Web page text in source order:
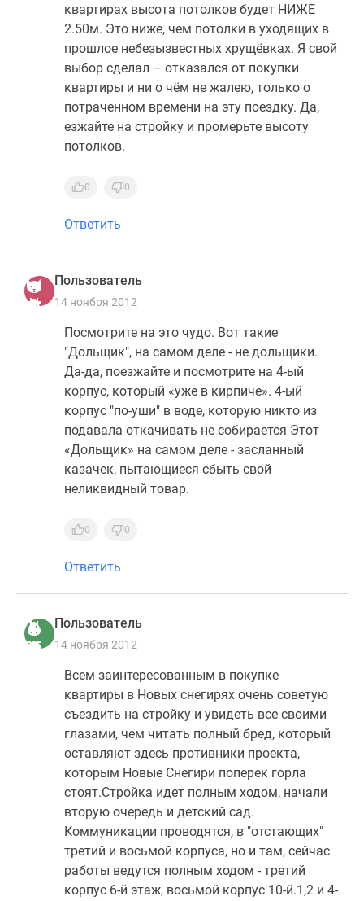
квартирах высота потолков будет НИЖЕ
2.50м. Это ниже, чем потолки в уходящих в
прошлое небезызвестных хрущёвках. Я свой
выбор сделал – отказался от покупки
квартиры и ни о чём не жалею, только о
потраченном времени на эту поездку. Да,
езжайте на стройку и промерьте высоту
потолков.
0 0
Ответить
Пользователь
14 ноября 2012
Посмотрите на это чудо. Вот такие
"Дольщик", на самом деле - не дольщики.
Да-да, поезжайте и посмотрите на 4-ый
корпус, который «уже в кирпиче». 4-ый
корпус "по-уши" в воде, которую никто из
подавала откачивать не собирается Этот
«Дольщик» на самом деле - засланный
казачек, пытающиеся сбыть свой
неликвидный товар.
0 0
Ответить
Пользователь
14 ноября 2012
Всем заинтересованным в покупке
квартиры в Новых снегирях очень советую
съездить на стройку и увидеть все своими
глазами, чем читать полный бред, который
оставляют здесь противники проекта,
которым Новые Снегири поперек горла
стоят.Стройка идет полным ходом, начали
вторую очередь и детский сад.
Коммуникации проводятся, в "отстающих"
третий и восьмой корпуса, но и там, сейчас
работы ведутся полным ходом - третий
корпус 6-й этаж, восьмой корпус 10-й.1,2 и 4-